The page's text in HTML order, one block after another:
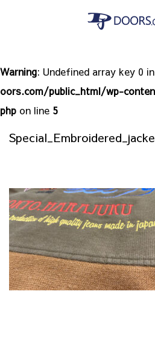
Warning: Undefined array key 0 in
oors.com/public_html/wp-
php on line 5